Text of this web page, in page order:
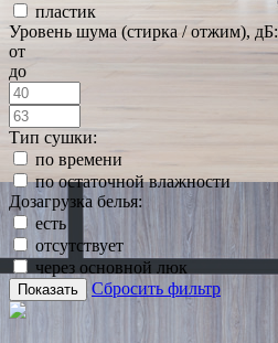
пластик
Уровень шума (стирка / отжим), дБ:
от
до
Тип сушки:
по времени
по остаточной влажности
Дозагрузка белья:
есть
отсутствует
через основной люк
Показать Сбросить фильтр